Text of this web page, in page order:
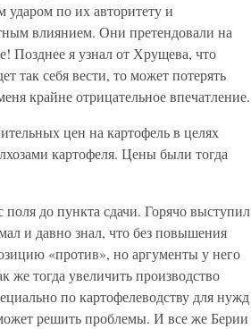
ударом по их авторитету и
влиянием. Они претендовали на
Позднее я узнал от Хрущева, что
так себя вести, то может потерять
крайне отрицательное впечатление.
цен на картофель в целях
картофеля. Цены были тогда
до пункта сдачи. Горячо выступил
и давно знал, что без повышения
«против», но аргументы у него
тогда увеличить производство
по картофелеводству для нужд
решить проблемы. И все же Берии